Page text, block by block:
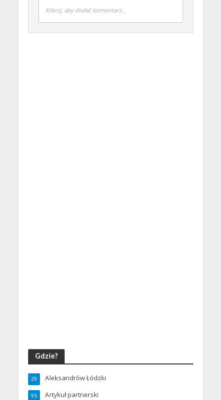
Kliknij, aby dodać komentarz...
Gdzie?
Aleksandrów Łódzki
29
Artykuł partnerski
95